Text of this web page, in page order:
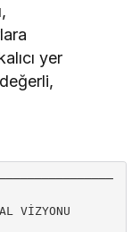
yer
VİZYONU